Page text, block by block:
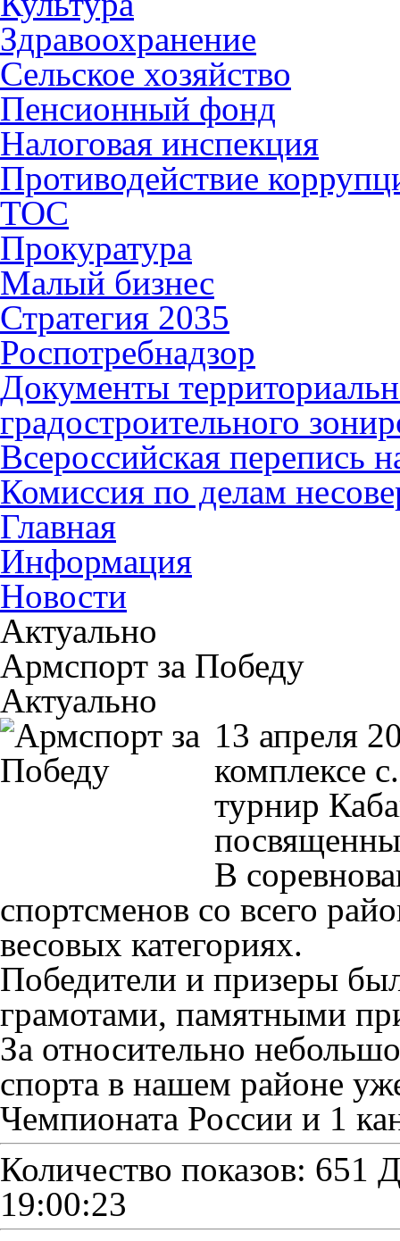
Здравоохранение
Сельское хозяйство
Пенсионный фонд
Налоговая инспекция
Противодействие
ТОС
Прокуратура
Малый бизнес
Стратегия 2035
Роспотребнадзор
Документы
градостроительного
Всероссийская перепись
Комиссия по делам
Главная
Информация
Новости
Актуально
Армспорт за Победу
Актуально
13 апреля
комплексе
турнир
В
спортсменов со всего
весовых категориях.
Победители и призеры
грамотами, памятными
За относительно
спорта в нашем районе
Чемпионата России и 1
Количество показов: 651
19:00:23